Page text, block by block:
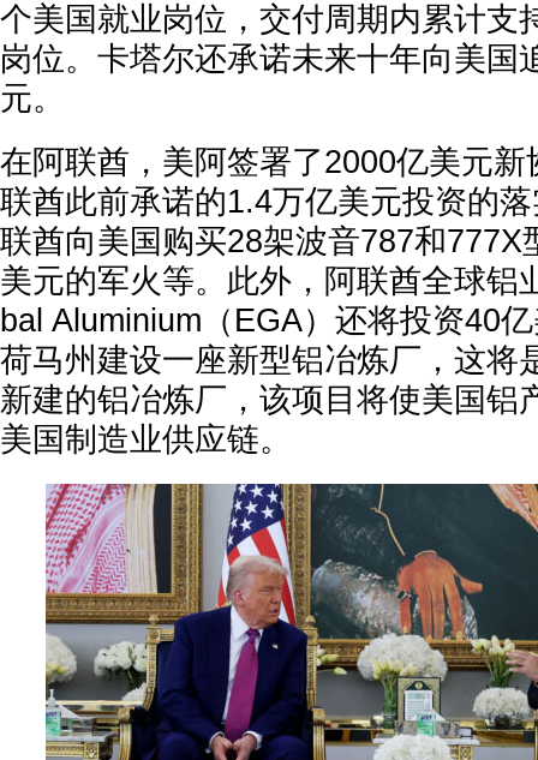
个美国就业岗位，交付周期内累计支
岗位。卡塔尔还承诺未来十年向美国
元。
在阿联酋，美阿签署了2000亿美元
联酋此前承诺的1.4万亿美元投资的
联酋向美国购买28架波音787和777X
美元的军火等。此外，阿联酋全球铝
bal Aluminium（EGA）还将投资40
荷马州建设一座新型铝冶炼厂，这将
新建的铝冶炼厂，该项目将使美国铝
美国制造业供应链。